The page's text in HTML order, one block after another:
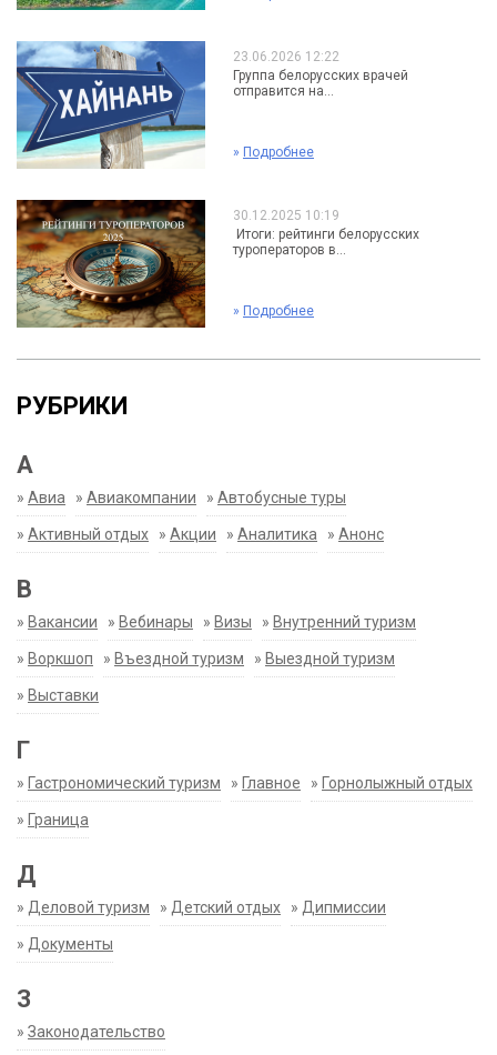
23.06.2026 12:22
Группа белорусских врачей
отправится на...
» Подробнее
30.12.2025 10:19
Итоги: рейтинги белорусских
туроператоров в...
» Подробнее
РУБРИКИ
А
» Авиа » Авиакомпании » Автобусные туры
» Активный отдых » Акции » Аналитика » Анонс
В
» Вакансии » Вебинары » Визы » Внутренний туризм
» Воркшоп » Въездной туризм » Выездной туризм
» Выставки
Г
» Гастрономический туризм » Главное » Горнолыжный отдых
» Граница
Д
» Деловой туризм » Детский отдых » Дипмиссии
» Документы
З
» Законодательство